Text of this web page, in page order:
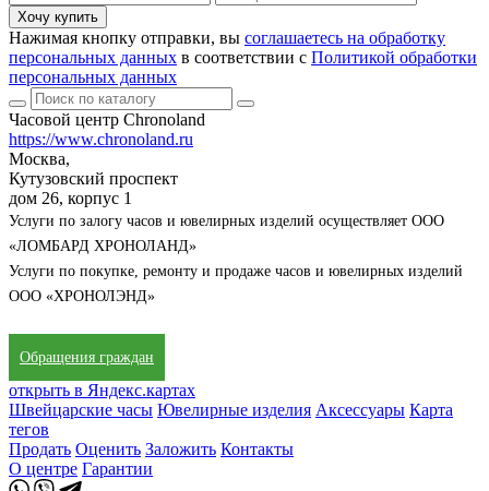
Хочу купить
Нажимая кнопку отправки, вы соглашаетесь на обработку
персональных данных в соответствии с Политикой обработки
персональных данных
Часовой центр Chronoland
https://www.chronoland.ru
Москва,
Кутузовский проспект
дом 26, корпус 1
Услуги по залогу часов и ювелирных изделий осуществляет ООО
«ЛОМБАРД ХРОНОЛАНД»
Услуги по покупке, ремонту и продаже часов и ювелирных изделий
ООО «ХРОНОЛЭНД»
Обращения граждан
открыть в Яндекс.картах
Швейцарские часы Ювелирные изделия Аксессуары Карта
тегов
Продать Оценить Заложить Контакты
О центре Гарантии